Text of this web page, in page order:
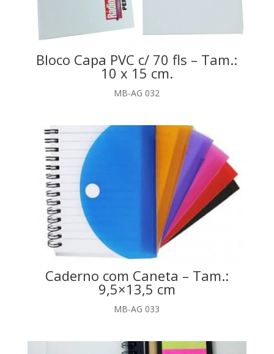
Bloco Capa PVC c/ 70 fls – Tam.:
10 x 15 cm.
MB-AG 032
Caderno com Caneta – Tam.:
9,5×13,5 cm
MB-AG 033